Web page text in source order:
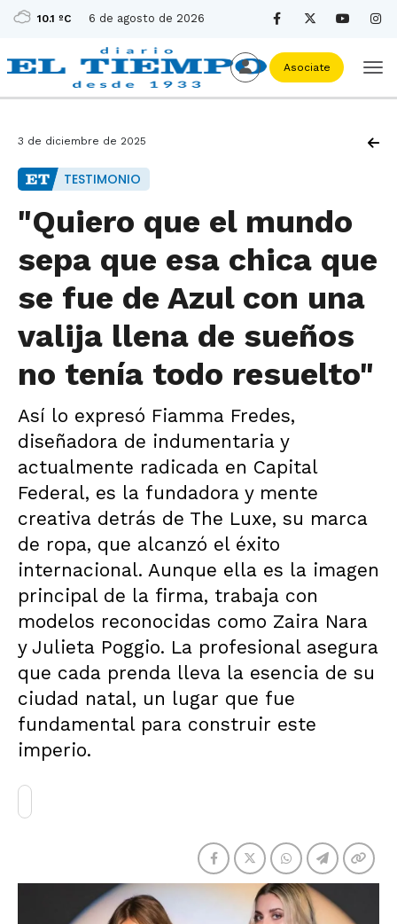
10.1 ºC 6 de agosto de 2026
Asociate
3 de diciembre de 2025
TESTIMONIO
"Quiero que el mundo
sepa que esa chica que
se fue de Azul con una
valija llena de sueños
no tenía todo resuelto"
Así lo expresó Fiamma Fredes,
diseñadora de indumentaria y
actualmente radicada en Capital
Federal, es la fundadora y mente
creativa detrás de The Luxe, su marca
de ropa, que alcanzó el éxito
internacional. Aunque ella es la imagen
principal de la firma, trabaja con
modelos reconocidas como Zaira Nara
y Julieta Poggio. La profesional asegura
que cada prenda lleva la esencia de su
ciudad natal, un lugar que fue
fundamental para construir este
imperio.